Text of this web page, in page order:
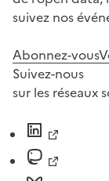
suivez nos
Abonnez-vous
Suivez-nous
sur les réseaux